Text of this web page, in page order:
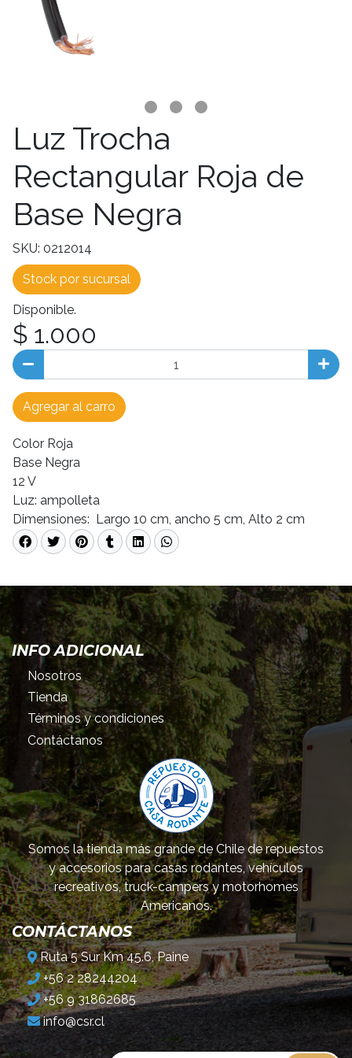
Luz Trocha
Rectangular Roja de
Base Negra
SKU: 0212014
Stock por sucursal
Disponible.
$ 1.000
Agregar al carro
Color Roja
Base Negra
12 V
Luz: ampolleta
Dimensiones: Largo 10 cm, ancho 5 cm, Alto 2 cm
INFO ADICIONAL
Nosotros
Tienda
Términos y condiciones
Contáctanos
Somos la tienda más grande de Chile de repuestos
y accesorios para casas rodantes, vehículos
recreativos, truck-campers y motorhomes
Americanos.
CONTÁCTANOS
Ruta 5 Sur Km 45.6, Paine
+56 2 28244204
+56 9 31862685
info@csr.cl